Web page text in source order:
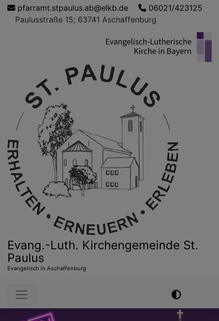
Direktpfarramt.stpaulus.ab@elkb.de
06021/423125
Paulusstraße 15; 63741 Aschaffenburg
Evang.-Luth. Kirchengemeinde St.
Paulus
Evangelisch in Aschaffenburg
Hauptnavigation